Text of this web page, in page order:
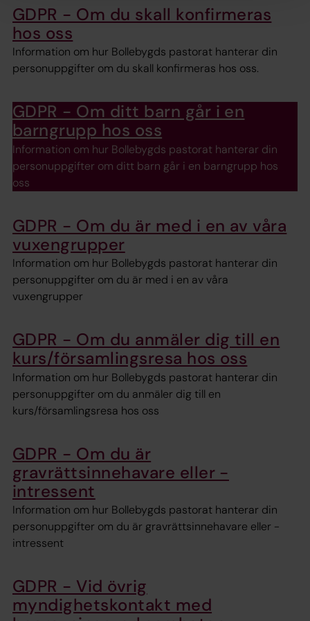
GDPR - Om du skall konfirmeras
hos oss
Information om hur Bollebygds pastorat hanterar din
personuppgifter om du skall konfirmeras hos oss.
GDPR - Om ditt barn går i en
barngrupp hos oss
Information om hur Bollebygds pastorat hanterar din
personuppgifter om ditt barn går i en barngrupp hos
oss
GDPR - Om du är med i en av våra
vuxengrupper
Information om hur Bollebygds pastorat hanterar din
personuppgifter om du är med i en av våra
vuxengrupper
GDPR - Om du anmäler dig till en
kurs/församlingsresa hos oss
Information om hur Bollebygds pastorat hanterar din
personuppgifter om du anmäler dig till en
kurs/församlingsresa hos oss
GDPR - Om du är
gravrättsinnehavare eller -
intressent
Information om hur Bollebygds pastorat hanterar din
personuppgifter om du är gravrättsinnehavare eller -
intressent
GDPR - Vid övrig
myndighetskontakt med